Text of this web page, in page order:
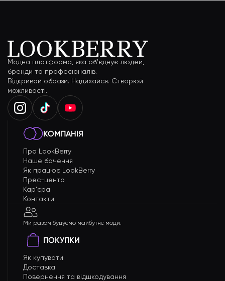
Модна платформа, яка об'єднує людей,
бренди та професіоналів.
Відкривай образи. Надихайся. Створюй
можливості.
КОМПАНІЯ
Про LookBerry
Наше бачення
Як працює LookBerry
Прес-центр
Кар'єра
Контакти
Ми разом будуємо майбутнє моди.
ПОКУПКИ
Як купувати
Доставка
Повернення та відшкодування